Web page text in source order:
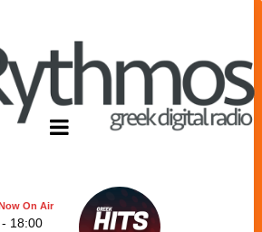
On Air
18:00